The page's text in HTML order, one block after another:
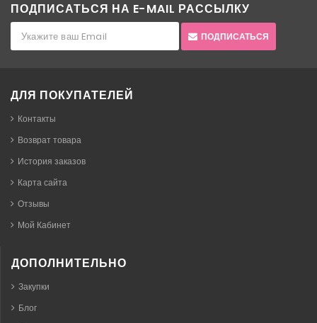
ПОДПИСАТЬСЯ НА E-MAIL РАССЫЛКУ
ПОДПИСАТЬСЯ
ДЛЯ ПОКУПАТЕЛЕЙ
Контакты
Возврат товара
История заказов
Карта сайта
Отзывы
Мой Кабинет
ДОПОЛНИТЕЛЬНО
Закупки
Блог